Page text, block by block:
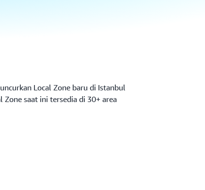
Local Zone baru di Istanbul
Zone saat ini tersedia di 30+ area